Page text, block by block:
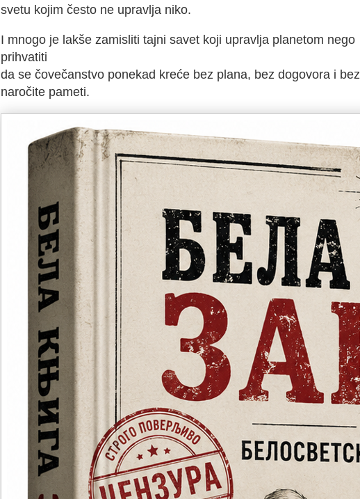
svetu kojim često ne upravlja niko.
I mnogo je lakše zamisliti tajni savet koji upravlja planetom nego
prihvatiti
da se čovečanstvo ponekad kreće bez plana, bez dogovora i bez
naročite pameti.